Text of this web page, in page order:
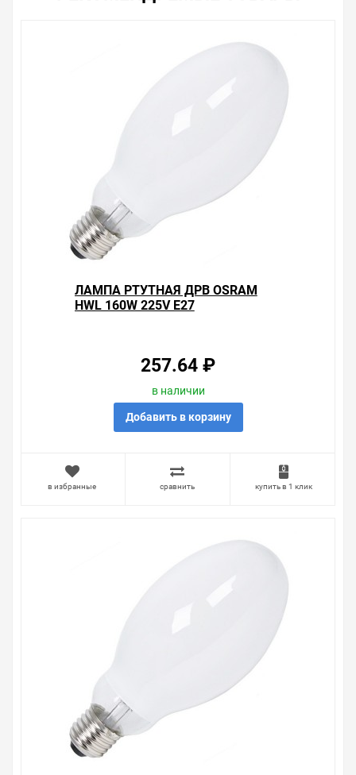
Правила, согласно которым урегулируется проблема,
очень простые. Мы просто заменяем некачественный
товар на то, который соответствует ожиданиям, или
Наличие Лампа ртутная ДРВ Osram HWL 250W 225V
E40 бездроссельная на складе уточняйте у менеджера.
Также можно получить консультацию по тому, что мы
продаем, узнать преимущества конкретного товара,
получить информацию об отличительных
особенностях товара, который вы собираетесь купить.
Мы всегда рады помочь, посоветовать, рассказать
подробно о товарах из нашего ассортимента.
Свяжитесь с нами любым способом, который для вас
вопросы.ЛАМПА РТУТНАЯ ДРВ OSRAM
HWL 160W 225V E27
257.64 ₽
в наличии
Добавить в корзину
в избранные сравнить купить в 1 клик